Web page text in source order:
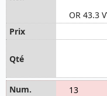
OR 43.3
13